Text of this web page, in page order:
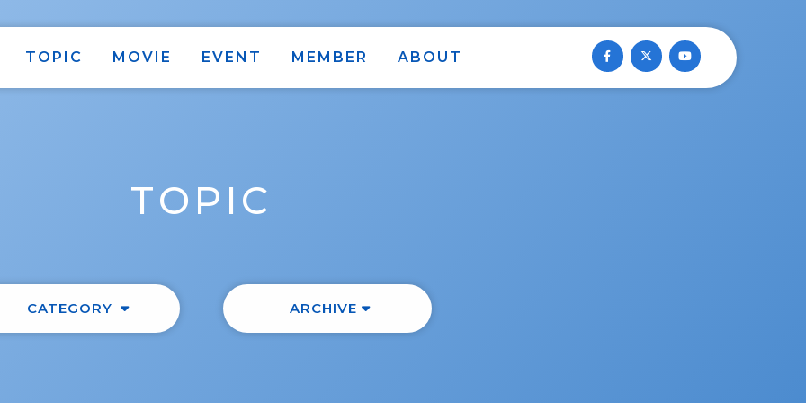
TOPIC MOVIE EVENT MEMBER ABOUT
TOPIC
CATEGORY ARCHIVE